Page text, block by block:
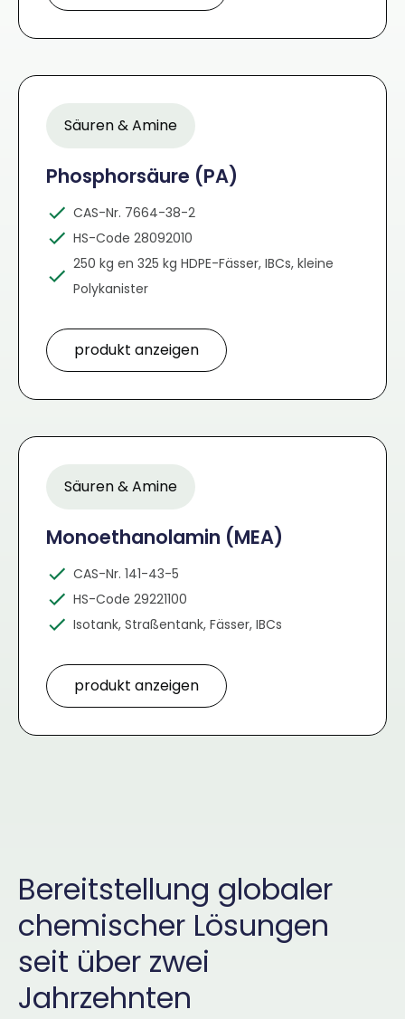
Säuren & Amine
Phosphorsäure (PA)
CAS-Nr. 7664-38-2
HS-Code 28092010
250 kg en 325 kg HDPE-Fässer, IBCs, kleine
Polykanister
produkt anzeigen
Säuren & Amine
Monoethanolamin (MEA)
CAS-Nr. 141-43-5
HS-Code 29221100
Isotank, Straßentank, Fässer, IBCs
produkt anzeigen
Bereitstellung globaler
chemischer Lösungen
seit über zwei
Jahrzehnten